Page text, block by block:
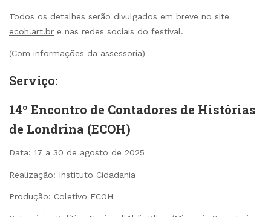
Todos os detalhes serão divulgados em breve no site
ecoh.art.br e nas redes sociais do festival.
(Com informações da assessoria)
Serviço:
14º Encontro de Contadores de Histórias
de Londrina (ECOH)
Data: 17 a 30 de agosto de 2025
Realização: Instituto Cidadania
Produção: Coletivo ECOH